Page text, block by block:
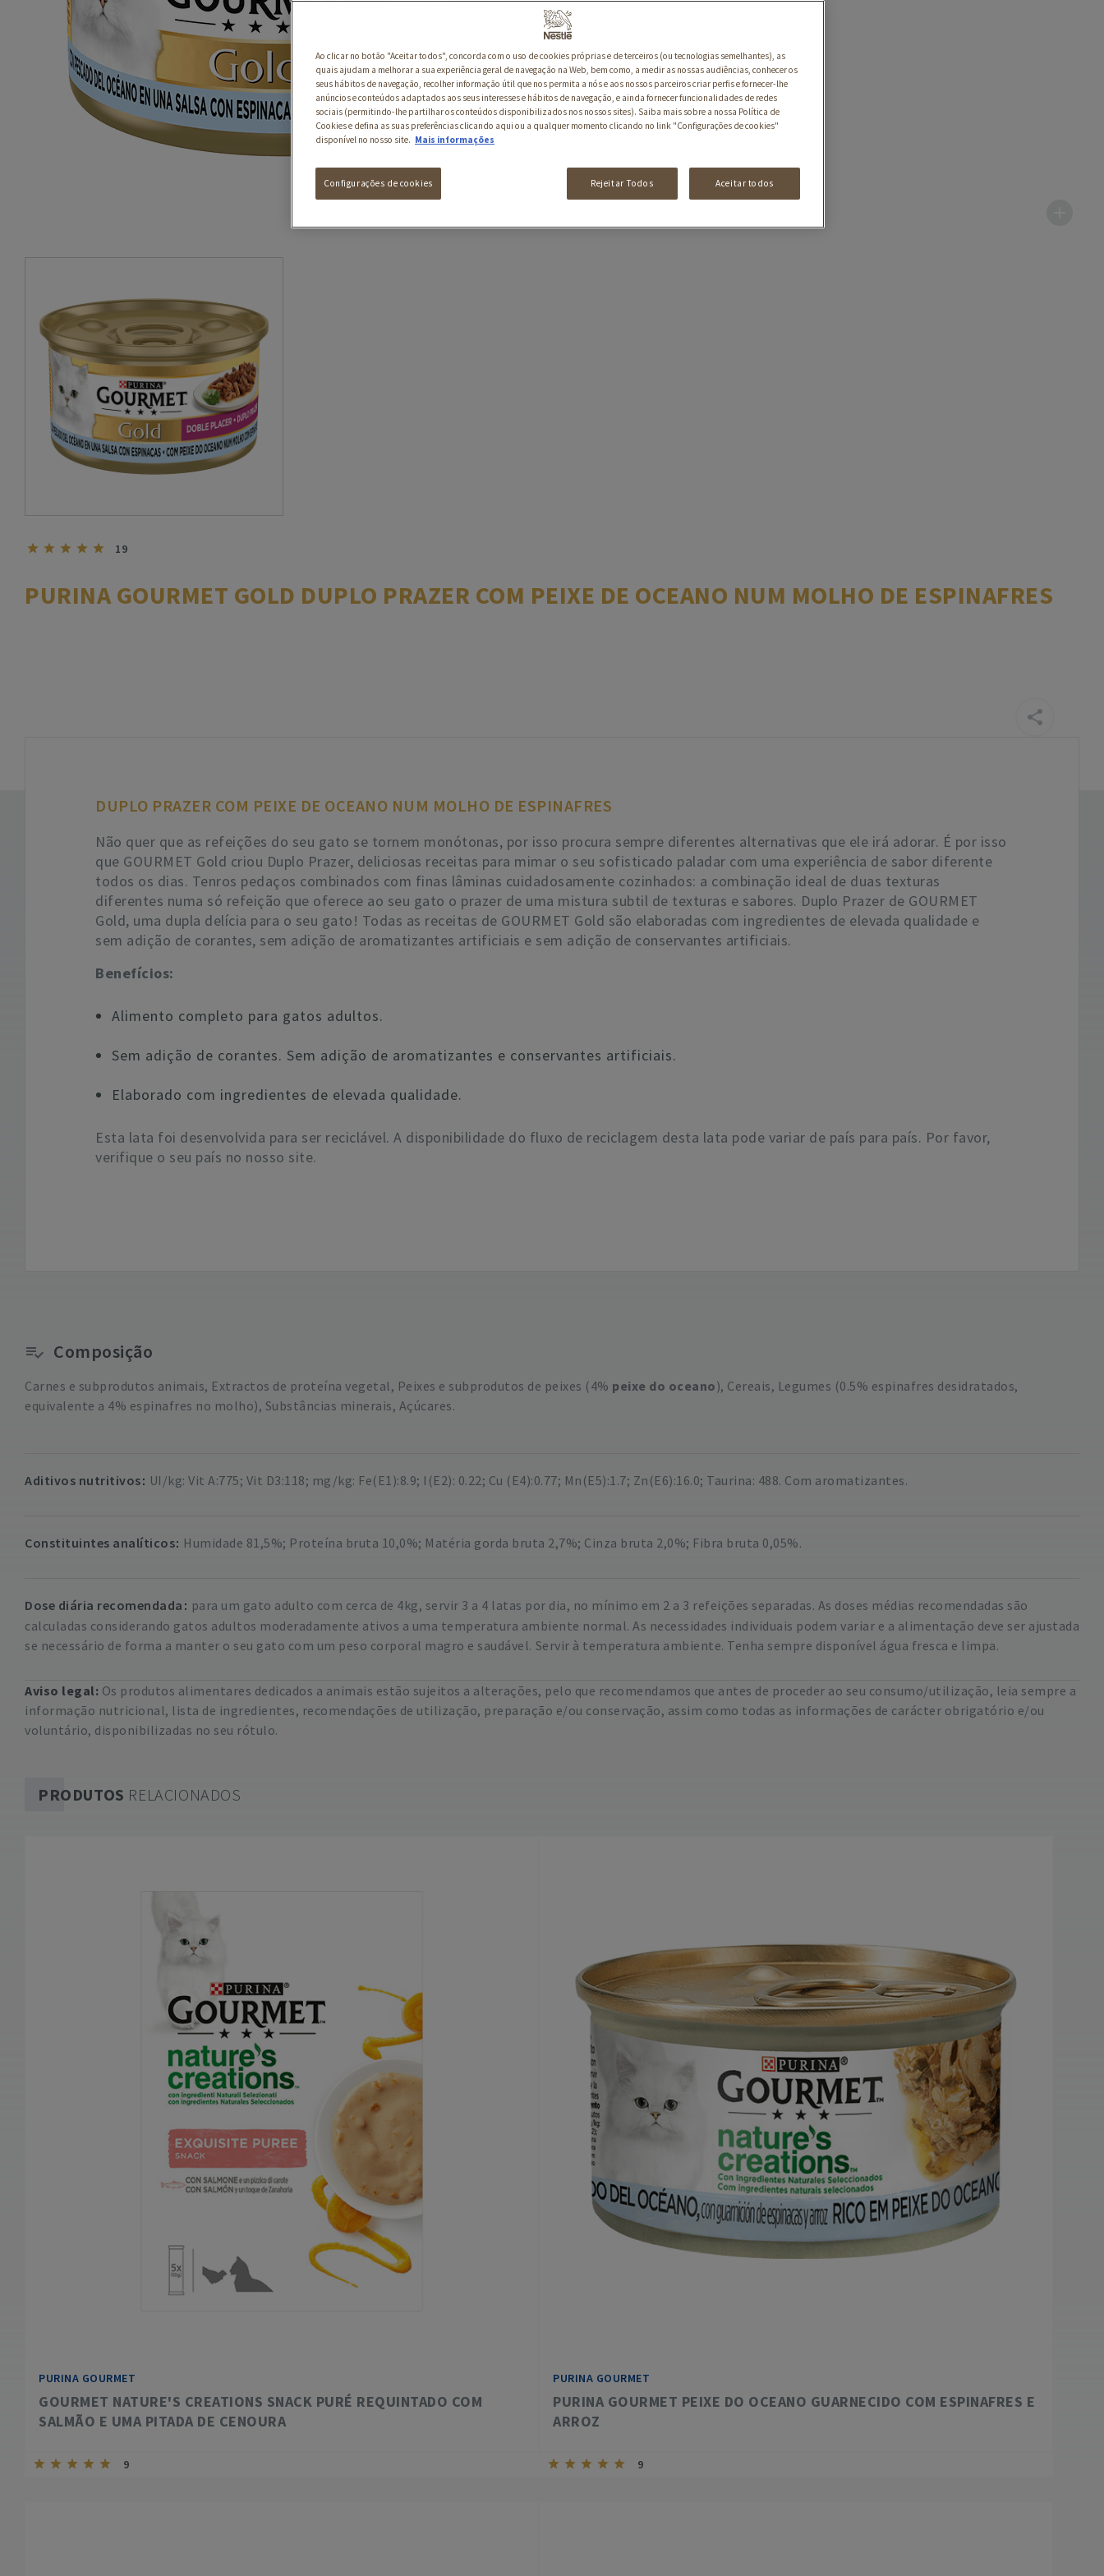
19
PURINA GOURMET GOLD DUPLO PRAZER COM PEIXE DE OCEANO NUM MOLHO DE ESPINAFRES
DUPLO PRAZER COM PEIXE DE OCEANO NUM MOLHO DE ESPINAFRES
Não quer que as refeições do seu gato se tornem monótonas, por isso procura sempre diferentes alternativas que ele irá adorar. É por isso
que GOURMET Gold criou Duplo Prazer, deliciosas receitas para mimar o seu sofisticado paladar com uma experiência de sabor diferente
todos os dias. Tenros pedaços combinados com finas lâminas cuidadosamente cozinhados: a combinação ideal de duas texturas
diferentes numa só refeição que oferece ao seu gato o prazer de uma mistura subtil de texturas e sabores. Duplo Prazer de GOURMET
Gold, uma dupla delícia para o seu gato! Todas as receitas de GOURMET Gold são elaboradas com ingredientes de elevada qualidade e
sem adição de corantes, sem adição de aromatizantes artificiais e sem adição de conservantes artificiais.
Benefícios:
Alimento completo para gatos adultos.
Sem adição de corantes. Sem adição de aromatizantes e conservantes artificiais.
Elaborado com ingredientes de elevada qualidade.
Esta lata foi desenvolvida para ser reciclável. A disponibilidade do fluxo de reciclagem desta lata pode variar de país para país. Por favor,
verifique o seu país no nosso site.
Composição
Carnes e subprodutos animais, Extractos de proteína vegetal, Peixes e subprodutos de peixes (4% peixe do oceano), Cereais, Legumes (0.5% espinafres desidratados,
equivalente a 4% espinafres no molho), Substâncias minerais, Açúcares.
Aditivos nutritivos UI/kg: Vit A:775; Vit D3:118; mg/kg: Fe(E1):8.9; I(E2): 0.22; Cu (E4):0.77; Mn(E5):1.7; Zn(E6):16.0; Taurina: 488. Com aromatizantes.
Constituintes analíticos Humidade 81,5%; Proteína bruta 10,0%; Matéria gorda bruta 2,7%; Cinza bruta 2,0%; Fibra bruta 0,05%.
Dose diária recomendada
para um gato adulto com cerca de 4kg, servir 3 a 4 latas por dia, no mínimo em 2 a 3 refeições separadas. As doses médias recomendadas são
calculadas considerando gatos adultos moderadamente ativos a uma temperatura ambiente normal. As necessidades individuais podem variar e a alimentação deve ser ajustada
se necessário de forma a manter o seu gato com um peso corporal magro e saudável. Servir à temperatura ambiente. Tenha sempre disponível água fresca e limpa.
Aviso legal: Os produtos alimentares dedicados a animais estão sujeitos a alterações, pelo que recomendamos que antes de proceder ao seu consumo/utilização, leia sempre a
informação nutricional, lista de ingredientes, recomendações de utilização, preparação e/ou conservação, assim como todas as informações de carácter obrigatório e/ou
voluntário, disponibilizadas no seu rótulo.
PRODUTOS RELACIONADOS
PURINA GOURMET
GOURMET NATURE'S CREATIONS SNACK PURÉ REQUINTADO COM
SALMÃO E UMA PITADA DE CENOURA
9
PURINA GOURMET
PURINA GOURMET PEIXE DO OCEANO GUARNECIDO COM ESPINAFRES E
ARROZ
9
Ao clicar no botão "Aceitar todos", concorda com o uso de cookies próprias e de terceiros (ou tecnologias semelhantes), as
quais ajudam a melhorar a sua experiência geral de navegação na Web, bem como, a medir as nossas audiências, conhecer os
seus hábitos de navegação, recolher informação útil que nos permita a nós e aos nossos parceiros criar perfis e fornecer-lhe
anúncios e conteúdos adaptados aos seus interesses e hábitos de navegação, e ainda fornecer funcionalidades de redes
sociais (permitindo-lhe partilhar os conteúdos disponibilizados nos nossos sites). Saiba mais sobre a nossa Política de
Cookies e defina as suas preferências clicando aqui ou a qualquer momento clicando no link "Configurações de cookies"
disponível no nosso site. Mais informações
Rejeitar Todos Aceitar todos
Configurações de cookies